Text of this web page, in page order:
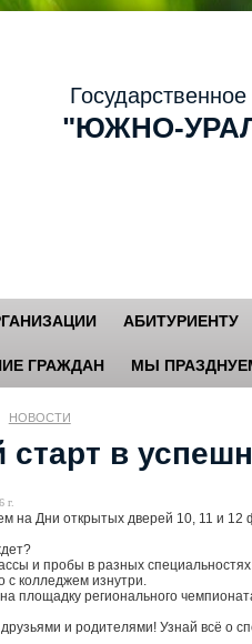
АБИТУРИЕНТУ
ГРАЖДАН МЫ
НОВОСТИ
старт в
г.
на Дни открытых дверей 10, 11 и 12
и пробы в разных специальностях.
с колледжем изнутри.
площадку регионального
и родителями! Узнай всё о